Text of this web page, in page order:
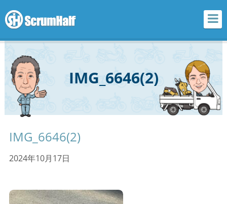
IMG_6646(2)
IMG_6646(2)
2024年10月17日